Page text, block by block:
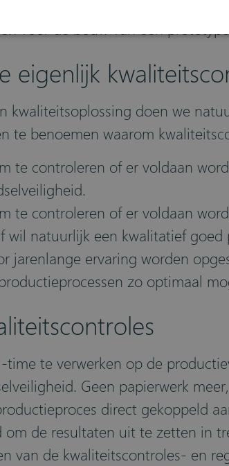
de volgende stap. De ideeën
eigenlijk
kwaliteitsoplossing doen we
te benoemen waarom
te controleren of er voldaan
te controleren of er voldaan
wil natuurlijk een kwalitatief
jarenlange ervaring worden
zo optimaal
te verwerken op de
Geen papierwerk
direct gekoppeld
de resultaten uit te zetten in
van de kwaliteitscontroles- en